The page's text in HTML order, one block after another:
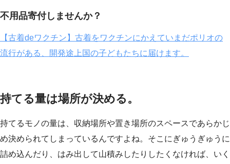
不用品寄付しませんか？
【古着deワクチン】古着をワクチンにかえていまだポリオの
流行がある、開発途上国の子どもたちに届けます。
持てる量は場所が決める。
持てるモノの量は、収納場所や置き場所のスペースであらかじ
め決められてしまっているんですよね。そこにぎゅうぎゅうに
詰め込んだり、はみ出して山積みしたりしたくなければ、いく